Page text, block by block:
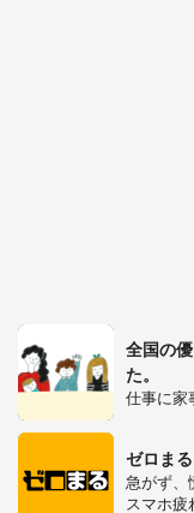
全国の
た。
仕事に家
ゼロまる
急がず、
スマホ疲